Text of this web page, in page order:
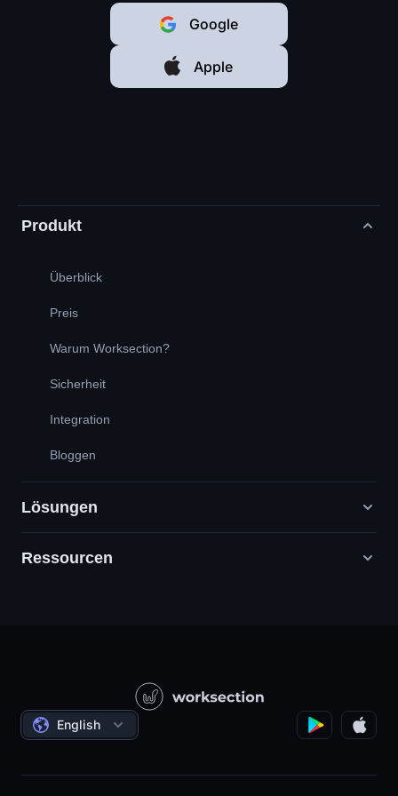
Google
Apple
Produkt
Überblick
Preis
Warum Worksection?
Sicherheit
Integration
Bloggen
Lösungen
Digitale Marketingagenturen
Staatliche / Soziale Projekte
Projektmanagement
Stundengenaue Arbeit
Ressourcen
Bedingungen
English